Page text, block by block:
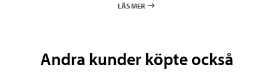
LÄS MER
Andra kunder köpte också